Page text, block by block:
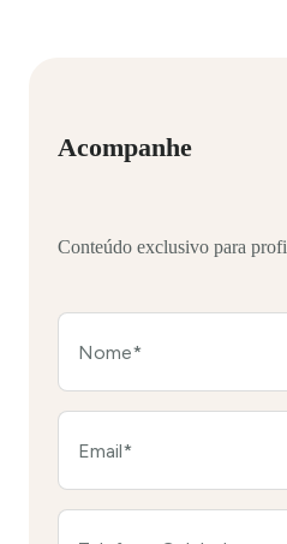
Acompanhe
Conteúdo exclusivo para